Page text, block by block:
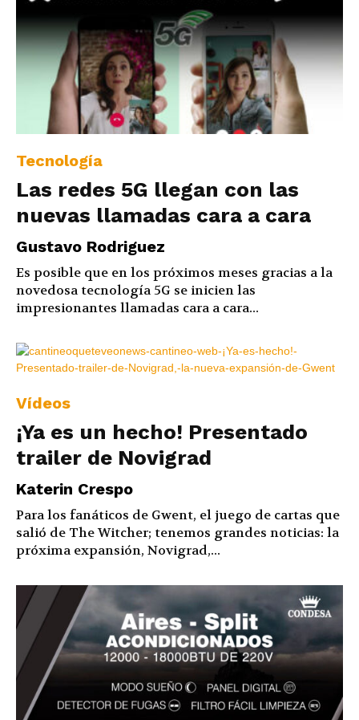
Tecnología
Las redes 5G llegan con las
nuevas llamadas cara a cara
Gustavo Rodriguez
Es posible que en los próximos meses gracias a la
novedosa tecnología 5G se inicien las
impresionantes llamadas cara a cara...
Vídeos
¡Ya es un hecho! Presentado
trailer de Novigrad
Katerin Crespo
Para los fanáticos de Gwent, el juego de cartas que
salió de The Witcher; tenemos grandes noticias: la
próxima expansión, Novigrad,...